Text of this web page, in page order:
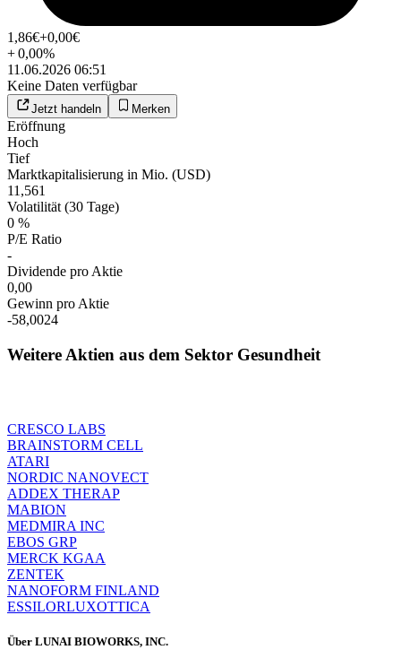
1,86€+0,00€
+0,00%
11.06.2026 06:51
Keine Daten verfügbar
Jetzt handeln Merken
Eröffnung
Hoch
Tief
Marktkapitalisierung in Mio. (USD)
11,561
Volatilität (30 Tage)
0 %
P/E Ratio
-
Dividende pro Aktie
0,00
Gewinn pro Aktie
-58,0024
Weitere Aktien aus dem Sektor Gesundheit
CRESCO LABS
BRAINSTORM CELL
ATARI
NORDIC NANOVECT
ADDEX THERAP
MABION
MEDMIRA INC
EBOS GRP
MERCK KGAA
ZENTEK
NANOFORM FINLAND
ESSILORLUXOTTICA
Über LUNAI BIOWORKS, INC.